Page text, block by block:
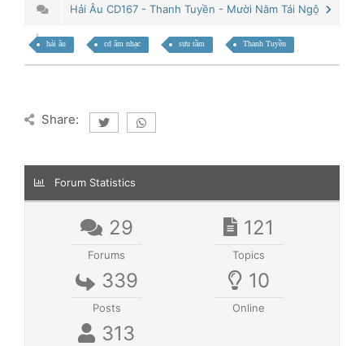
Hải Âu CD167 - Thanh Tuyền - Mười Năm Tái Ngộ
hải âu cd âm nhạc sưu tầm Thanh Tuyền
Share:
Forum Statistics
29
Forums
121
Topics
339
Posts
10
Online
313